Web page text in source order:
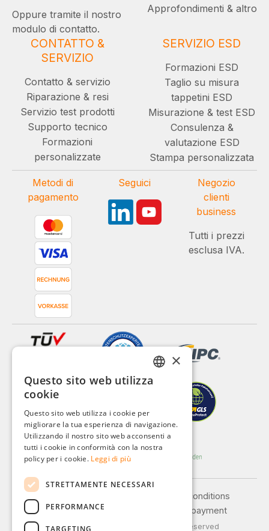
Oppure tramite il nostro
modulo di contatto.
Approfondimenti & altro
CONTATTO &
SERVIZIO
Contatto & servizio
Riparazione & resi
Servizio test prodotti
Supporto tecnico
Formazioni
personalizzate
SERVIZIO ESD
Formazioni ESD
Taglio su misura
tappetini ESD
Misurazione & test ESD
Consulenza &
valutazione ESD
Stampa personalizzata
Metodi di
pagamento
Seguici
Negozio
clienti
business
Tutti i prezzi
esclusa IVA.
General terms and conditions
Privacy policy
Shipping and payment
© 2026 Weidinger GmbH, All Rights Reserved
FRENCH
ITALIAN
×
Questo sito web utilizza
cookie
Questo sito web utilizza i cookie per
migliorare la tua esperienza di navigazione.
Utilizzando il nostro sito web acconsenti a
tutti i cookie in conformità con la nostra
policy per i cookie. Leggi di più
STRETTAMENTE NECESSARI
PERFORMANCE
TARGETING